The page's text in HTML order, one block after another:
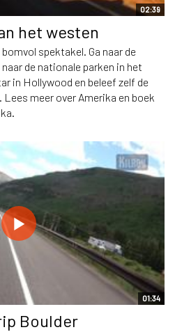
02:39
het westen
spektakel. Ga naar de
de nationale parken in het
in Hollywood en beleef zelf de
meer over Amerika en boek
01:34
Boulder